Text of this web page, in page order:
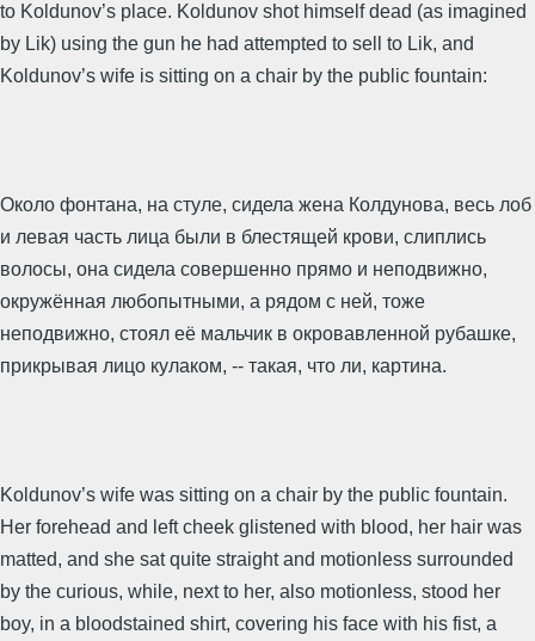
to Koldunov’s place. Koldunov shot himself dead (as imagined
by Lik) using the gun he had attempted to sell to Lik, and
Koldunov’s wife is sitting on a chair by the public fountain:
Около фонтана, на стуле, сидела жена Колдунова, весь лоб
и левая часть лица были в блестящей крови, слиплись
волосы, она сидела совершенно прямо и неподвижно,
окружённая любопытными, а рядом с ней, тоже
неподвижно, стоял её мальчик в окровавленной рубашке,
прикрывая лицо кулаком, -- такая, что ли, картина.
Koldunov’s wife was sitting on a chair by the public fountain.
Her forehead and left cheek glistened with blood, her hair was
matted, and she sat quite straight and motionless surrounded
by the curious, while, next to her, also motionless, stood her
boy, in a bloodstained shirt, covering his face with his fist, a